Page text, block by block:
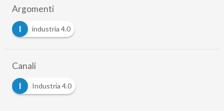
Argomenti
I
industria 4.0
Canali
I
Industria 4.0